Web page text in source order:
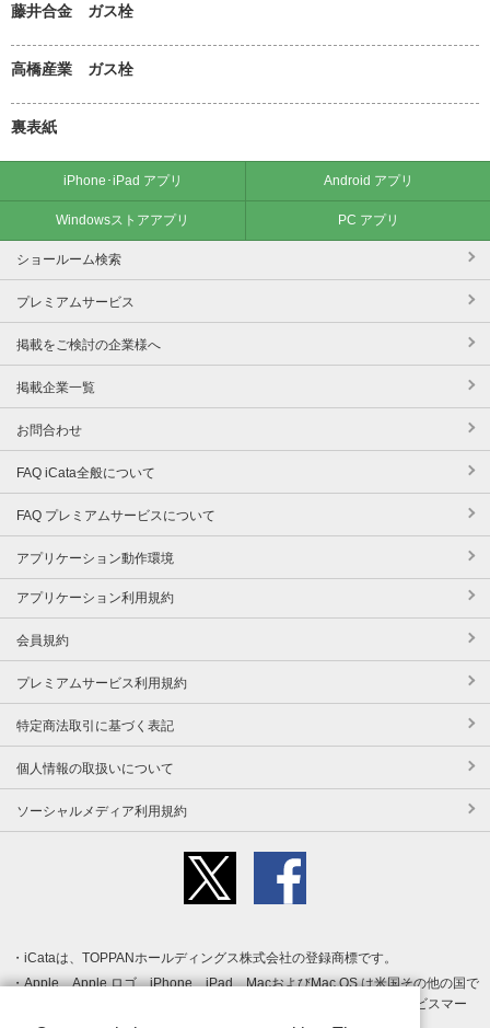
藤井合金 ガス栓
高橋産業 ガス栓
裏表紙
iPhone･iPad アプリ Android アプリ
Windowsストアアプリ PC アプリ
ショールーム検索
プレミアムサービス
掲載をご検討の企業様へ
掲載企業一覧
お問合わせ
FAQ iCata全般について
FAQ プレミアムサービスについて
アプリケーション動作環境
アプリケーション利用規約
会員規約
プレミアムサービス利用規約
特定商法取引に基づく表記
個人情報の取扱いについて
ソーシャルメディア利用規約
iCataは、TOPPANホールディングス株式会社の登録商標です。
Apple、Apple ロゴ、iPhone、iPad、MacおよびMac OS は米国その他の国で
登録された Apple Inc. の商標です。App Store は Apple Inc. のサービスマー
クです。